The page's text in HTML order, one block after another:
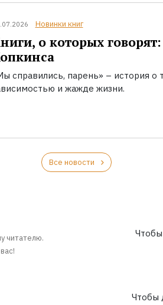
Новинки книг
о которых
справились, парень» – история о
и жажде жизни.
Все новости
читателю.
Чтобы